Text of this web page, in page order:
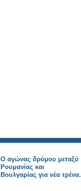
Ο αγώνας δρόμου μεταξύ
Ρουμανίας και
Βουλγαρίας για νέα τρένα.